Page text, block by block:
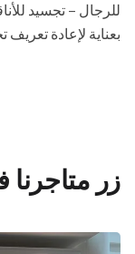
للرجال – تجسيد
بعناية لإعادة تعريف
زر متاجرنا